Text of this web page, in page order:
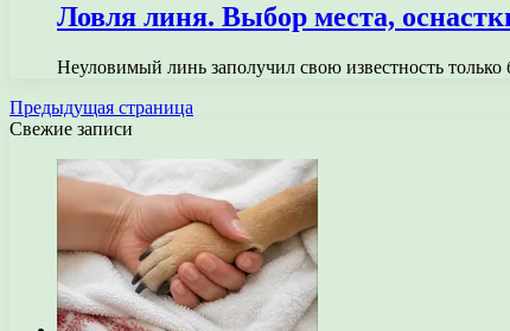
Ловля линя. Выбор места,
Неуловимый линь заполучил свою известность
Предыдущая страница
Свежие записи